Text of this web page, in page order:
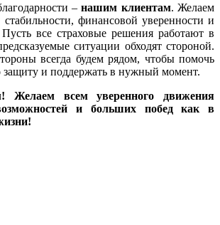
–нашим клиентам. Желаем
стабильности, финансовой уверенности и
все страховые решения работают в
ситуации обходят стороной.
всегда будем рядом, чтобы помочь
и поддержать в нужный момент.
всем уверенного движения
и больших побед как в